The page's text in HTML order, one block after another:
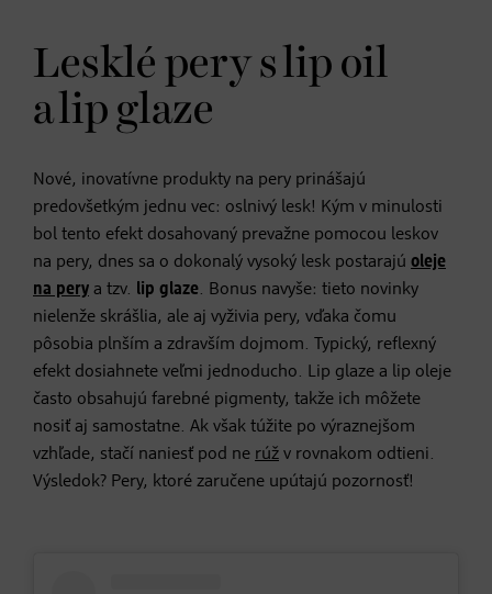
Lesklé pery s lip oil
a lip glaze
Nové, inovatívne produkty na pery prinášajú
predovšetkým jednu vec: oslnivý lesk! Kým v minulosti
bol tento efekt dosahovaný prevažne pomocou leskov
na pery, dnes sa o dokonalý vysoký lesk postarajú oleje
na pery a tzv. lip glaze. Bonus navyše: tieto novinky
nielenže skrášlia, ale aj vyživia pery, vďaka čomu
pôsobia plnším a zdravším dojmom. Typický, reflexný
efekt dosiahnete veľmi jednoducho. Lip glaze a lip oleje
často obsahujú farebné pigmenty, takže ich môžete
nosiť aj samostatne. Ak však túžite po výraznejšom
vzhľade, stačí naniesť pod ne rúž v rovnakom odtieni.
Výsledok? Pery, ktoré zaručene upútajú pozornosť!